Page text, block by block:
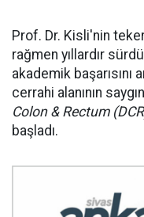
Prof. Dr. Kisli'nin
rağmen yıllardır
akademik başarısını
cerrahi alanının
Colon & Rectum
başladı.